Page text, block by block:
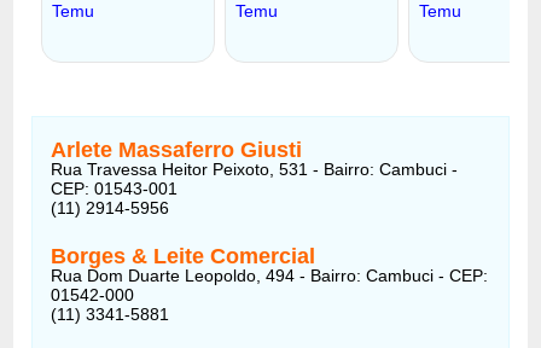
Arlete Massaferro Giusti
Rua Travessa Heitor Peixoto, 531 - Bairro: Cambuci -
CEP: 01543-001
(11) 2914-5956
Borges & Leite Comercial
Rua Dom Duarte Leopoldo, 494 - Bairro: Cambuci - CEP:
01542-000
(11) 3341-5881